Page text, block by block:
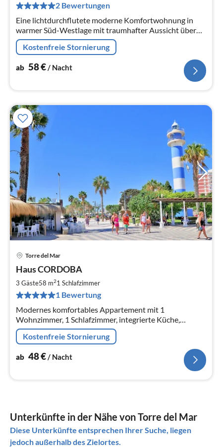
2 Bewertungen
Eine lichtdurchflutete moderne Komfortwohnung in
warmer Süd-Westlage mit traumhafter Aussicht über
das Meer und den westlichen Teil von TORRE DEL MAR.
für 2 Personen + evtl 1 Baby.
Kostenfreie Stornierung
ab 58€/ Nacht
Torre del Mar
Haus CORDOBA
3 Gäste58 m21 Schlafzimmer
1 Bewertung
Modernes komfortables Appartement mit 1
Wohnzimmer, 1 Schlafzimmer, integrierte Küche,
BAD/DU/WC, verglaster Balkon mit seitlichem
Meerblick und Sicht auf die Berge für 2-3 Pers,
Kostenfreie Stornierung
ab 48€/ Nacht
Unterkünfte in der Nähe von Torre del Mar
Diese Unterkünfte entsprechen Ihrer Suche, liegen
jedoch außerhalb des Zielortes.